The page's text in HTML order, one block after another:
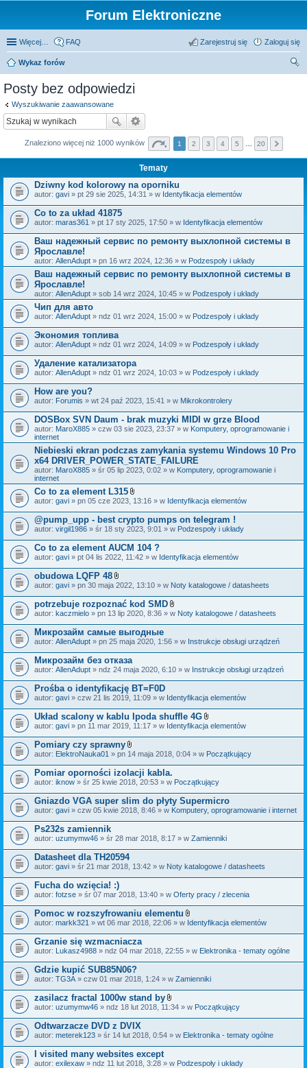
Forum Elektroniczne
Więcej… FAQ Zaloguj się
Zarejestruj się
Wykaz forów
Posty bez odpowiedzi
Wyszukiwanie zaawansowane
Znaleziono więcej niż 1000 wyników 1 2 3 4 5 20
Tematy
Dziwny kod kolorowy na oporniku
autor: gavi » pt 29 sie 2025, 14:31 » w Identyfikacja elementów
Co to za układ 41875
autor: maras361 » pt 17 sty 2025, 17:50 » w Identyfikacja elementów
Ваш надежный сервис по ремонту выхлопной системы в
Ярославле!
autor: AllenAdupt » pn 16 wrz 2024, 12:36 » w Podzespoły i układy
Ваш надежный сервис по ремонту выхлопной системы в
Ярославле!
autor: AllenAdupt » sob 14 wrz 2024, 10:45 » w Podzespoły i układy
Чип для авто
autor: AllenAdupt » ndz 01 wrz 2024, 15:00 » w Podzespoły i układy
Экономия топлива
autor: AllenAdupt » ndz 01 wrz 2024, 14:09 » w Podzespoły i układy
Удаление катализатора
autor: AllenAdupt » ndz 01 wrz 2024, 10:03 » w Podzespoły i układy
How are you?
autor: Forumis » wt 24 paź 2023, 15:41 » w Mikrokontrolery
DOSBox SVN Daum - brak muzyki MIDI w grze Blood
autor: MaroX885 » czw 03 sie 2023, 23:37 » w Komputery, oprogramowanie i
internet
Niebieski ekran podczas zamykania systemu Windows 10 Pro
x64 DRIVER_POWER_STATE_FAILURE
autor: MaroX885 » śr 05 lip 2023, 0:02 » w Komputery, oprogramowanie i
internet
Co to za element L315
Z
ł
ą
c
z
n
i
autor: gavi » pn 05 cze 2023, 13:16 » w Identyfikacja elementów
@pump_upp - best crypto pumps on telegram !
autor: virgil1986 » śr 18 sty 2023, 9:01 » w Podzespoły i układy
Co to za element AUCM 104 ?
autor: gavi » pt 04 lis 2022, 11:42 » w Identyfikacja elementów
obudowa LQFP 48
Z
ł
ą
c
z
n
i
i
autor: gavi » pn 30 maja 2022, 13:10 » w Noty katalogowe / datasheets
potrzebuje rozpoznać kod SMD
Z
ł
c
z
i
autor: kaczmielo » pn 13 lip 2020, 8:36 » w Noty katalogowe / datasheets
Микрозайм самые выгодные
autor: AllenAdupt » pn 25 maja 2020, 1:56 » w Instrukcje obsługi urządzeń
Микрозайм без отказа
autor: AllenAdupt » ndz 24 maja 2020, 6:10 » w Instrukcje obsługi urządzeń
Prośba o identyfikację BT=F0D
autor: gavi » czw 21 lis 2019, 11:09 » w Identyfikacja elementów
Układ scalony w kablu Ipoda shuffle 4G
Z
ł
c
z
i
k
i
autor: gavi » pn 11 mar 2019, 11:17 » w Identyfikacja elementów
Pomiary czy sprawny
Z
ł
ą
c
z
n
i
autor: ElektroNauka01 » pn 14 maja 2018, 0:04 » w Początkujący
Pomiar oporności izolacji kabla.
autor: iknow » śr 25 kwie 2018, 20:53 » w Początkujący
Gniazdo VGA super slim do płyty Supermicro
autor: gavi » czw 05 kwie 2018, 8:46 » w Komputery, oprogramowanie i internet
Ps232s zamiennik
autor: uzumymw46 » śr 28 mar 2018, 8:17 » w Zamienniki
Datasheet dla TH20594
autor: gavi » śr 21 mar 2018, 13:42 » w Noty katalogowe / datasheets
Fucha do wzięcia! :)
autor: fotzse » śr 07 mar 2018, 13:40 » w Oferty pracy / zlecenia
Pomoc w rozszyfrowaniu elementu
Z
ł
c
z
i
autor: markk321 » wt 06 mar 2018, 22:06 » w Identyfikacja elementów
Grzanie się wzmacniacza
autor: Lukasz4988 » ndz 04 mar 2018, 22:55 » w Elektronika - tematy ogólne
Gdzie kupić SUB85N06?
autor: TG3A » czw 01 mar 2018, 1:24 » w Zamienniki
zasilacz fractal 1000w stand by
Z
ł
c
z
i
autor: uzumymw46 » ndz 18 lut 2018, 11:34 » w Początkujący
Odtwarzacze DVD z DVIX
autor: meterek123 » śr 14 lut 2018, 0:54 » w Elektronika - tematy ogólne
I visited many websites except
autor: exilexaw » ndz 11 lut 2018, 3:28 » w Podzespoły i układy